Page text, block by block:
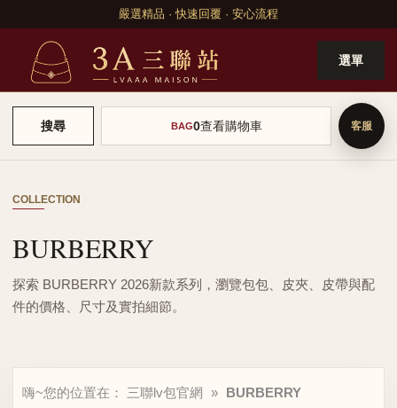
嚴選精品 · 快速回覆 · 安心流程
選單
搜尋 BAG0查看購物車
COLLECTION
BURBERRY
探索 BURBERRY 2026新款系列，瀏覽包包、皮夾、皮帶與配
件的價格、尺寸及實拍細節。
嗨~您的位置在： 三聯lv包官網 » BURBERRY